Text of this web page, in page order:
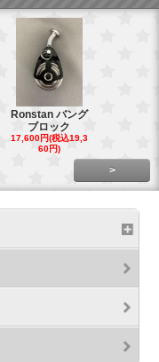
Ronstan バング
ブロック
17,600円(税込19,3
60円)
>